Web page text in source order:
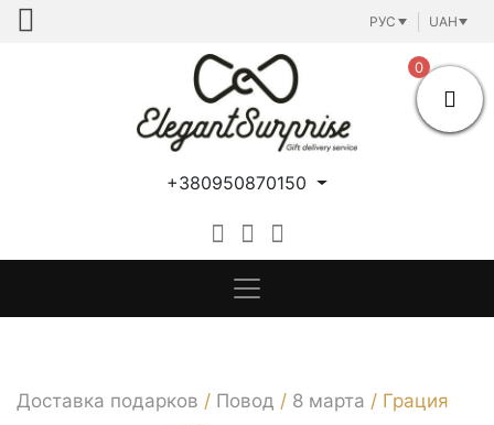
Skip
РУС UAH
+380950870150
Доставка подарков / Повод / 8 марта / Грация
0